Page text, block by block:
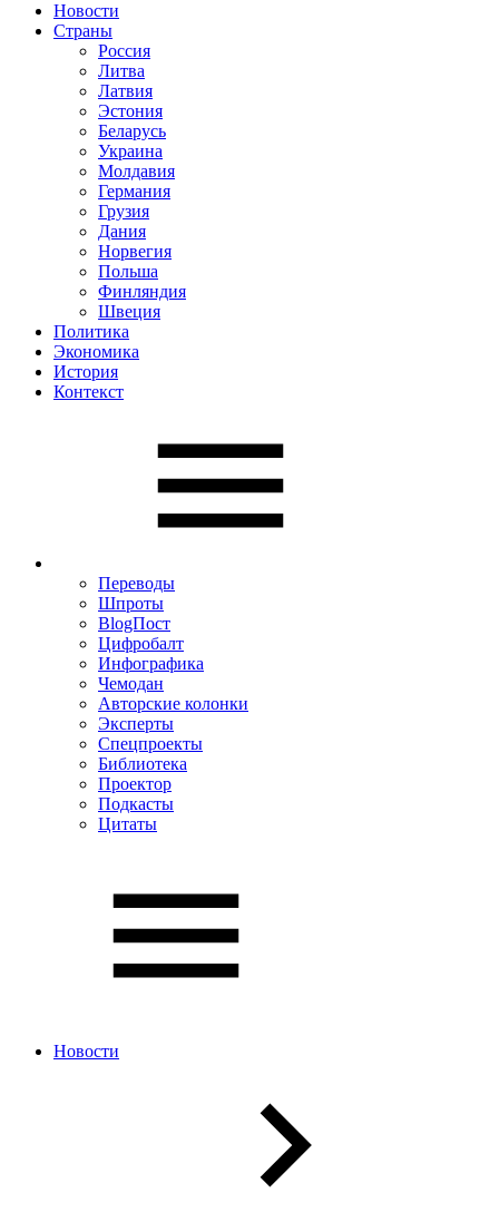
Новости
Страны
Россия
Литва
Латвия
Эстония
Беларусь
Украина
Молдавия
Германия
Грузия
Дания
Норвегия
Польша
Финляндия
Швеция
Политика
Экономика
История
Контекст
Переводы
Шпроты
BlogПост
Цифробалт
Инфографика
Чемодан
Авторские колонки
Эксперты
Спецпроекты
Библиотека
Проектор
Подкасты
Цитаты
Новости